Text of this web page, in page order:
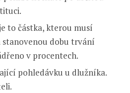
to částka, kterou musí
dobu trvání
v procentech.
pohledávku u dlužníka.